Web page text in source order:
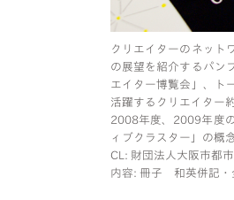
クリエイターのネット
の展望を紹介するパン
エイター博覧会」、ト
活躍するクリエイター
2008年度、2009年度
ィブクラスター」の概
CL: 財団法人大阪市都
内容: 冊子 和英併記・